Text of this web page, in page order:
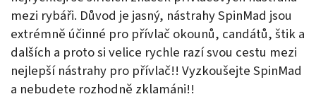
mezi rybáři. Důvod je jasný, nástrahy SpinMad jsou
extrémně účinné pro přívlač okounů, candátů, štik a
dalších a proto si velice rychle razí svou cestu mezi
nejlepší nástrahy pro přívlač!! Vyzkoušejte SpinMad
a nebudete rozhodně zklamáni!!